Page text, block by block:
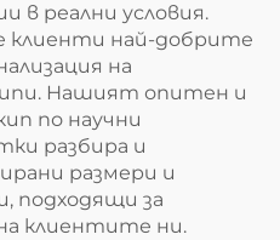
в реални условия.
клиенти най-добрите
на
Нашият опитен и
по научни
разбира и
размери и
подходящи за
клиентите ни.